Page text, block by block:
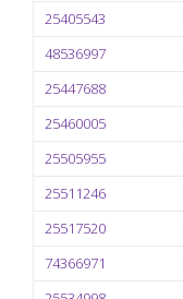
25405543
48536997
25447688
25460005
25505955
25511246
25517520
74366971